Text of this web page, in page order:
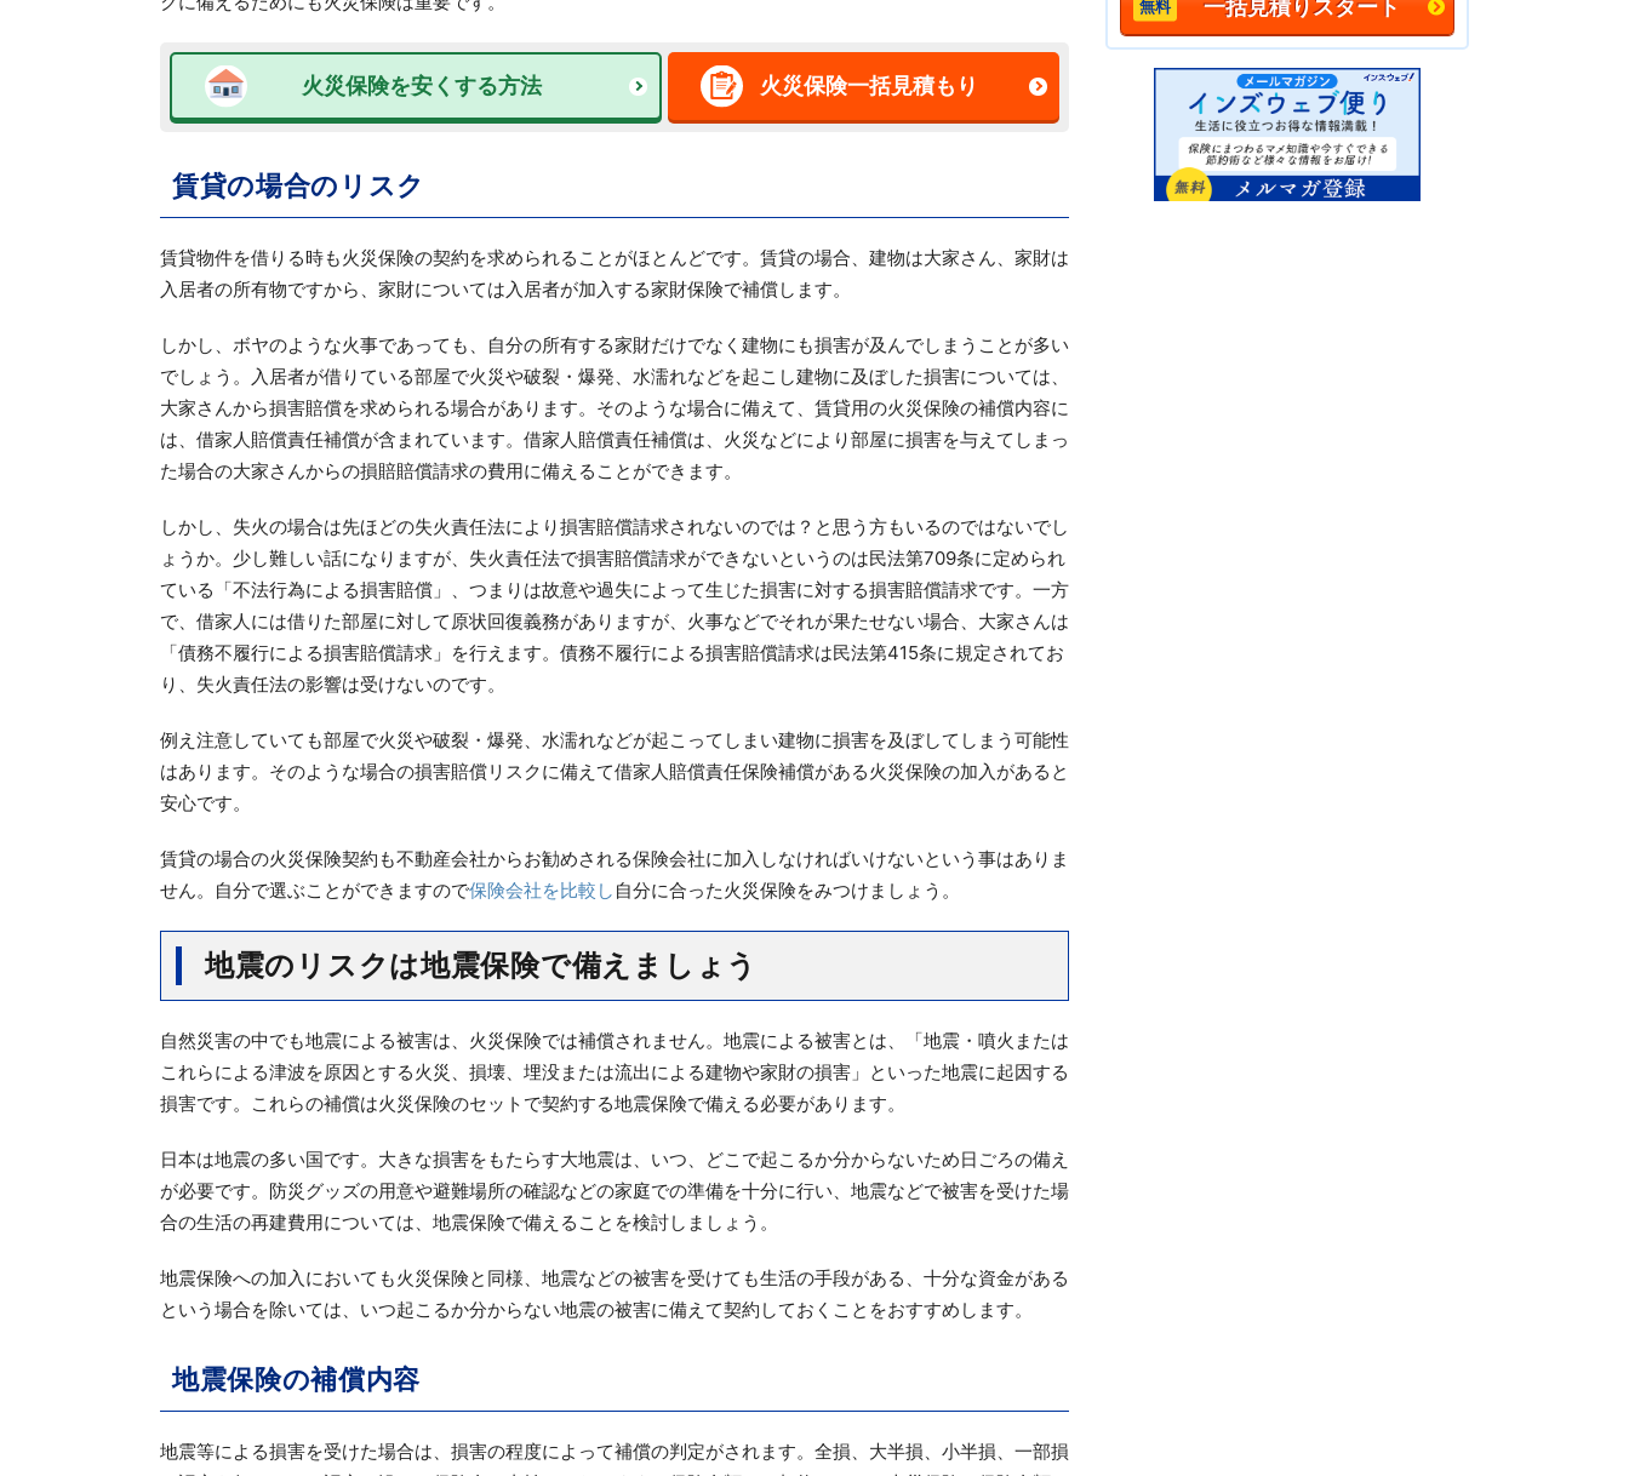
火災保険を安くする方法 火災保険一括見積もり
賃貸の場合のリスク
賃貸物件を借りる時も火災保険の契約を求められることがほとんどです。賃貸の場合、建物は大家さん、家財は
入居者の所有物ですから、家財については入居者が加入する家財保険で補償します。
しかし、ボヤのような火事であっても、自分の所有する家財だけでなく建物にも損害が及んでしまうことが多い
でしょう。入居者が借りている部屋で火災や破裂・爆発、水濡れなどを起こし建物に及ぼした損害については、
大家さんから損害賠償を求められる場合があります。そのような場合に備えて、賃貸用の火災保険の補償内容に
は、借家人賠償責任補償が含まれています。借家人賠償責任補償は、火災などにより部屋に損害を与えてしまっ
た場合の大家さんからの損賠賠償請求の費用に備えることができます。
しかし、失火の場合は先ほどの失火責任法により損害賠償請求されないのでは？と思う方もいるのではないでし
ょうか。少し難しい話になりますが、失火責任法で損害賠償請求ができないというのは民法第709条に定められ
ている「不法行為による損害賠償」、つまりは故意や過失によって生じた損害に対する損害賠償請求です。一方
で、借家人には借りた部屋に対して原状回復義務がありますが、火事などでそれが果たせない場合、大家さんは
「債務不履行による損害賠償請求」を行えます。債務不履行による損害賠償請求は民法第415条に規定されてお
り、失火責任法の影響は受けないのです。
例え注意していても部屋で火災や破裂・爆発、水濡れなどが起こってしまい建物に損害を及ぼしてしまう可能性
はあります。そのような場合の損害賠償リスクに備えて借家人賠償責任保険補償がある火災保険の加入があると
安心です。
賃貸の場合の火災保険契約も不動産会社からお勧めされる保険会社に加入しなければいけないという事はありま
せん。自分で選ぶことができますので保険会社を比較し 自分に合った火災保険をみつけましょう。
地震のリスクは地震保険で備えましょう
自然災害の中でも地震による被害は、火災保険では補償されません。地震による被害とは、「地震・噴火または
これらによる津波を原因とする火災、損壊、埋没または流出による建物や家財の損害」といった地震に起因する
損害です。これらの補償は火災保険のセットで契約する地震保険で備える必要があります。
日本は地震の多い国です。大きな損害をもたらす大地震は、いつ、どこで起こるか分からないため日ごろの備え
が必要です。防災グッズの用意や避難場所の確認などの家庭での準備を十分に行い、地震などで被害を受けた場
合の生活の再建費用については、地震保険で備えることを検討しましょう。
地震保険への加入においても火災保険と同様、地震などの被害を受けても生活の手段がある、十分な資金がある
という場合を除いては、いつ起こるか分からない地震の被害に備えて契約しておくことをおすすめします。
地震保険の補償内容
地震等による損害を受けた場合は、損害の程度によって補償の判定がされます。全損、大半損、小半損、一部損
一括見積りスタート